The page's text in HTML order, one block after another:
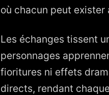
où chacun peut exister
Les échanges tissent
personnages
fioritures ni effets
directs, rendant